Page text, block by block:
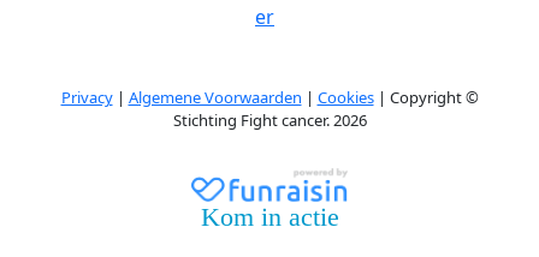
er
Privacy| Algemene Voorwaarden | Cookies| Copyright ©
Stichting Fight cancer. 2026
Kom in actie